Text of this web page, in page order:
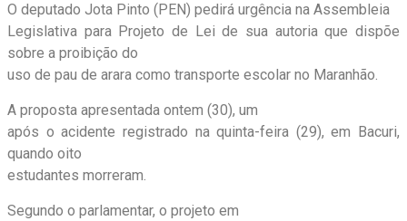
O deputado Jota Pinto (PEN) pedirá urgência na Assembleia
Legislativa para Projeto de Lei de sua autoria que dispõe
sobre a proibição do
uso de pau de arara como transporte escolar no Maranhão.
A proposta apresentada ontem (30), um
após o acidente registrado na quinta-feira (29), em Bacuri,
quando oito
estudantes morreram.
Segundo o parlamentar, o projeto em